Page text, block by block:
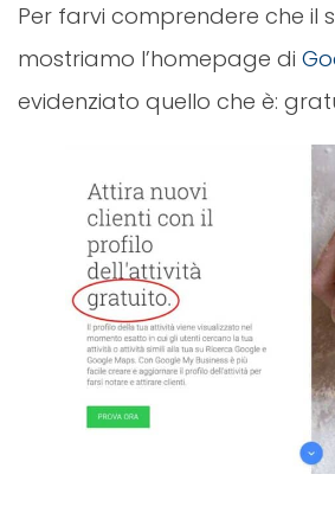
Per farvi comprendere che il
mostriamo l’homepage di
evidenziato quello che è: